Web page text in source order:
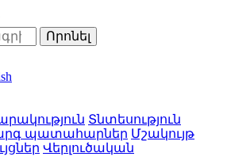
Տնտեսություն
պատահարներ Մշակույթ
Վերլուծական